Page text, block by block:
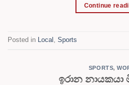
Continue
Posted in Local , Sports
SPORTS,
ඉරාන නායකයා